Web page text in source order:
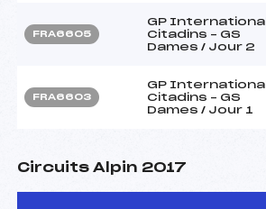
FRA6605
GP International
Citadins – GS
Dames / Jour 2
FRA6603
GP International
Citadins – GS
Dames / Jour 1
Circuits Alpin 2017